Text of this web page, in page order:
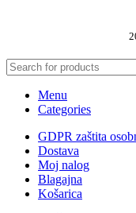
Menu
Categories
GDPR zaštita
Dostava
Moj nalog
Blagajna
Košarica